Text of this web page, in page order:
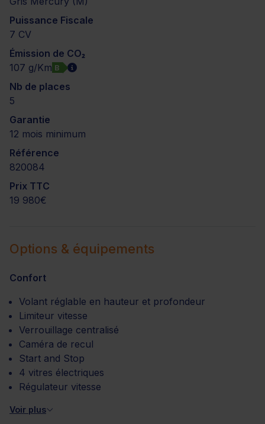
Puissance Fiscale
7 CV
Émission de CO₂
107 g/Km B
Nb de places
5
Garantie
12 mois minimum
Référence
820084
Prix TTC
19 980€
Options & équipements
Confort
Volant réglable en hauteur et profondeur
Limiteur vitesse
Verrouillage centralisé
Caméra de recul
Start and Stop
4 vitres électriques
Régulateur vitesse
Voir plus